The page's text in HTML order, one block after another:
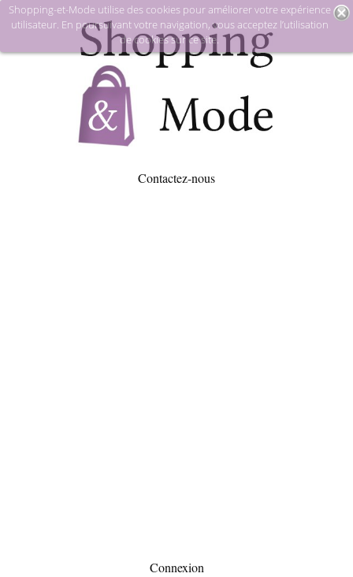
Contactez-nous
Connexion
Shopping-et-Mode utilise des cookies pour améliorer votre expérience
utilisateur. En poursuivant votre navigation, vous acceptez l’utilisation
de cookies sur ce site.